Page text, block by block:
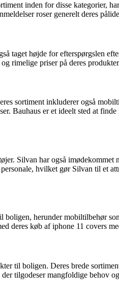
inden for disse kategorier,
roser generelt deres
taget højde for efterspørgslen
rimelige priser på deres
sortiment inkluderer også
Bauhaus er et ideelt sted at
Silvan har også imødekommet
hvilket gør Silvan til et
herunder mobiltilbehør
deres køb af iphone 11 covers
til boligen. Deres brede
tilgodeser mangfoldige behov